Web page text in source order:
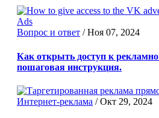
Вопрос и ответ /Ноя 07, 2024
Как открыть доступ к
пошаговая инструкция.
Интернет-реклама /Окт 29, 2024